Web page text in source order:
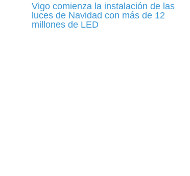
Vigo comienza la instalación de las
luces de Navidad con más de 12
millones de LED